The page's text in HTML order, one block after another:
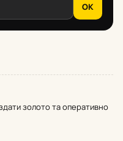
OK
золото та оперативно